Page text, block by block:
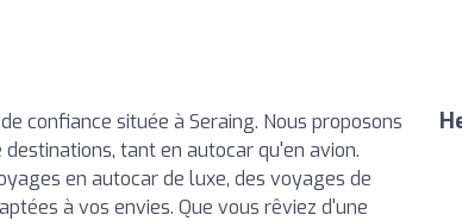
confiance située à Seraing. Nous proposons
tant en autocar qu'en avion.
en autocar de luxe, des voyages de
à vos envies. Que vous rêviez d'une